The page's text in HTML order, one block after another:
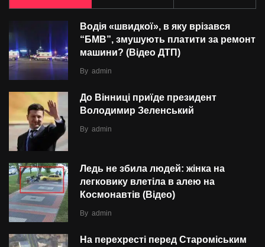
Водія «швидкої», в яку врізався
“БMВ”, змушують платити за ремонт
машини? (Відео ДТП)
By admin
До Вінниці приїде президент
Володимир Зеленський
By admin
Ледь не збила людей: жінка на
легковику влетіла в алею на
Космонавтів (Відео)
By admin
На перехресті перед Староміським